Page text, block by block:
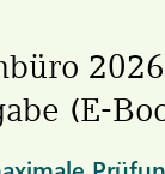
(E-